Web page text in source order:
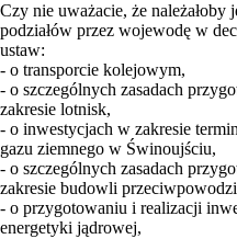
Czy nie uważacie, że
podziałów przez wojewodę w
ustaw:
- o transporcie kolejowym,
- o szczególnych zasadach
zakresie lotnisk,
- o inwestycjach w zakresie
gazu ziemnego w Świnoujściu,
- o szczególnych zasadach
zakresie budowli
- o przygotowaniu i realizacji
energetyki jądrowej,